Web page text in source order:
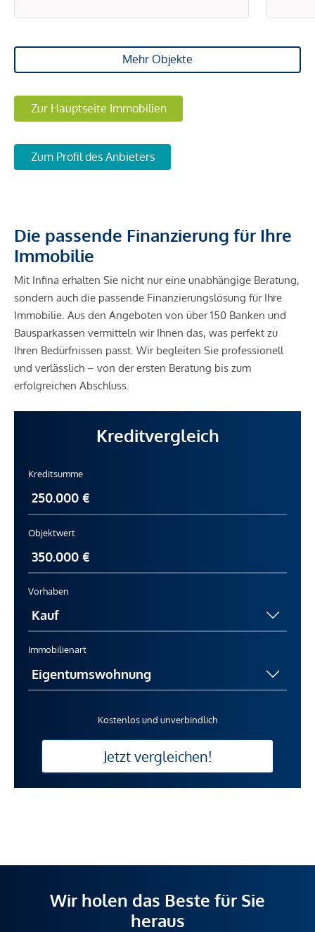
Mehr Objekte
Zur Hauptseite Immobilien
Zum Profil des Anbieters
Die passende Finanzierung für Ihre
Immobilie
Mit Infina erhalten Sie nicht nur eine unabhängige Beratung,
sondern auch die passende Finanzierungslösung für Ihre
Immobilie. Aus den Angeboten von über 150 Banken und
Bausparkassen vermitteln wir Ihnen das, was perfekt zu
Ihren Bedürfnissen passt. Wir begleiten Sie professionell
und verlässlich – von der ersten Beratung bis zum
erfolgreichen Abschluss.
Kreditvergleich
Kreditsumme
Objektwert
Vorhaben
Immobilienart
Kostenlos und unverbindlich
Jetzt vergleichen!
Wir holen das Beste für Sie
heraus